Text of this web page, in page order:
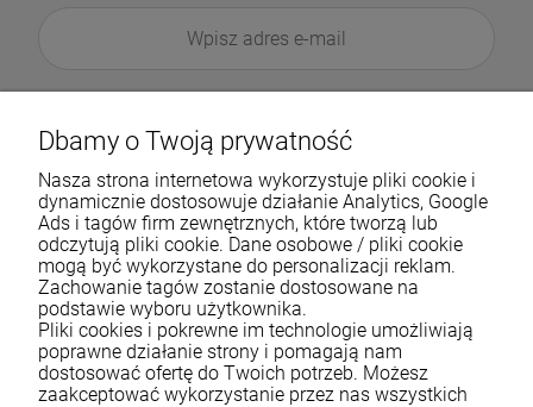
Pomoc
Moje konto
Dbamy o Twoją prywatność
Nasza strona internetowa wykorzystuje pliki cookie i
dynamicznie dostosowuje działanie Analytics, Google
Ads i tagów firm zewnętrznych, które tworzą lub
odczytują pliki cookie. Dane osobowe / pliki cookie
mogą być wykorzystane do personalizacji reklam.
Zachowanie tagów zostanie dostosowane na
podstawie wyboru użytkownika.
Pliki cookies i pokrewne im technologie umożliwiają
poprawne działanie strony i pomagają nam
dostosować ofertę do Twoich potrzeb. Możesz
zaakceptować wykorzystanie przez nas wszystkich